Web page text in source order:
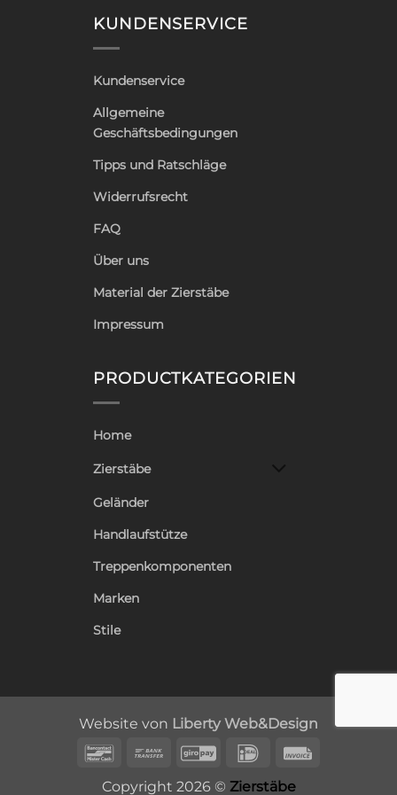
KUNDENSERVICE
Kundenservice
Allgemeine
Geschäftsbedingungen
Tipps und Ratschläge
Widerrufsrecht
FAQ
Über uns
Material der Zierstäbe
Impressum
PRODUCTKATEGORIEN
Home
Zierstäbe
Geländer
Handlaufstütze
Treppenkomponenten
Marken
Stile
Website von Liberty Web&Design
Bancontact
Bank
GiroPay IDeal
Copyright 2026 © Zierstäbe